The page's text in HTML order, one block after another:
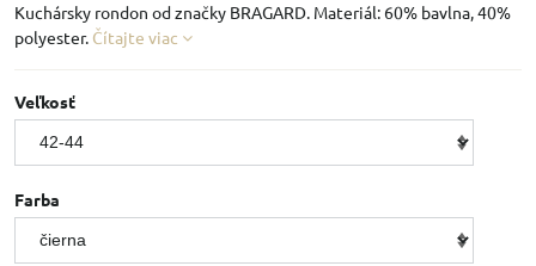
Kuchársky rondon od značky BRAGARD. Materiál: 60% bavlna, 40%
polyester. Čítajte viac
Veľkosť
Farba